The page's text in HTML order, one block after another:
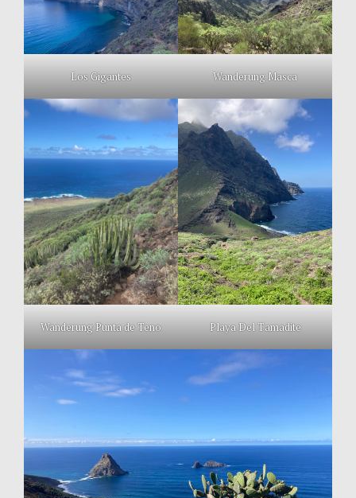
Los Gigantes Wanderung Masca
Wanderung Punta de Teno Playa Del Tamadite